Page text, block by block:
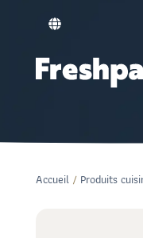
Accueil / Produits